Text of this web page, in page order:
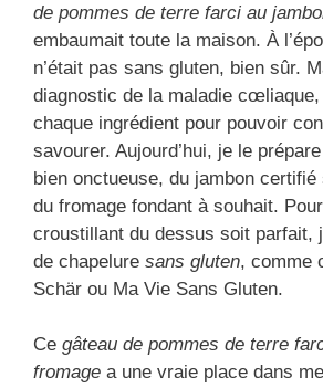
de pommes de terre farci au
embaumait toute la maison. À
n’était pas sans gluten, bien sûr.
diagnostic de la maladie cœliaque,
chaque ingrédient pour pouvoir
savourer. Aujourd’hui, je le
bien onctueuse, du jambon
du fromage fondant à souhait.
croustillant du dessus soit parfait,
de chapelure sans gluten, comme
Schär ou Ma Vie Sans Gluten.
Ce gâteau de pommes de terre
fromage a une vraie place dans